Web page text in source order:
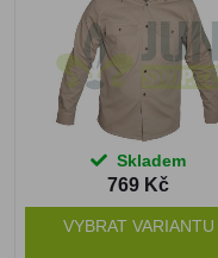
Skladem
769 Kč
VYBRAT VARIANTU